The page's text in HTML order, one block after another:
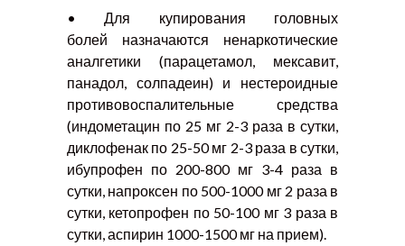
• Для купирования головных
болей
назначаются ненаркотические
аналгетики (парацетамол, мексавит,
панадол, солпадеин) и нестероидные
противовоспалительные средства
(индометацин по 25 мг 2-3 раза в сутки,
диклофенак по 25-50 мг 2-3 раза в сутки,
ибупрофен по 200-800 мг 3-4 раза в
сутки, напроксен по 500-1000 мг 2 раза в
сутки, кетопрофен по 50-100 мг 3 раза в
сутки, аспирин 1000-1500 мг на прием).